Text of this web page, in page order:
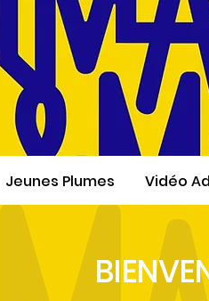
Jeunes Plumes Vidéo